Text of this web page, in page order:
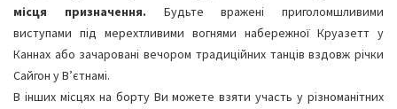
місця призначення. Будьте вражені приголомшливими
виступами під мерехтливими вогнями набережної Круазетт у
Каннах або зачаровані вечором традиційних танців вздовж річки
Сайгон у В’єтнамі.
В інших місцях на борту Ви можете взяти участь у різноманітних